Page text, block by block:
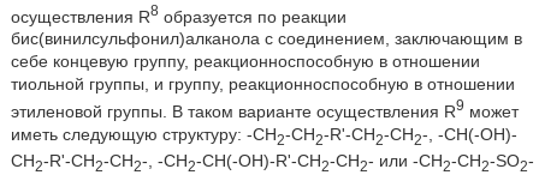
осуществления R8образуется по реакции
бис(винилсульфонил)алканола с соединением, заключающим в
себе концевую группу, реакционноспособную в отношении
тиольной группы, и группу, реакционноспособную в отношении
этиленовой группы. В таком варианте осуществления R9 может
иметь следующую структуру: -CH2-CH2-R'-CH2-CH2-, -CH(-OH)-
CH2-R'-CH2-CH2-, -CH2-CH(-OH)-R'-CH2-CH2- или -CH2-CH2-SO2-